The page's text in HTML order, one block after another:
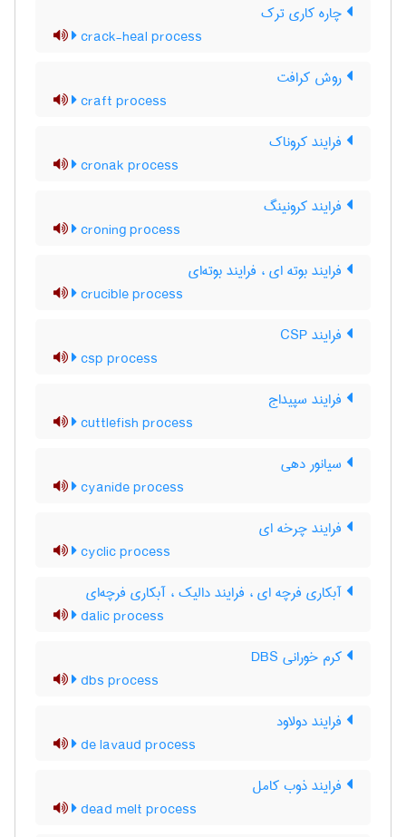
چاره کاری ترک
crack-heal process
روش کرافت
craft process
فرایند کروناک
cronak process
فرایند کرونینگ
croning process
فرایند بوته ای ، فرایند بوته‌ای
crucible process
فرایند CSP
csp process
فرایند سپیداج
cuttlefish process
سیانور دهی
cyanide process
فرایند چرخه ای
cyclic process
آبکاری فرچه ای ، فرایند دالیک ، آبکاری فرچه‌ای
dalic process
کرم خورانی DBS
dbs process
فرایند دولاود
de lavaud process
فرایند ذوب کامل
dead melt process